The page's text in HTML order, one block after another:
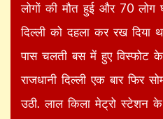
लोगों की मौत हुई और 70 लोग
दिल्ली को दहला कर रख दिया
पास चलती बस में हुए
राजधानी दिल्ली एक बार फिर
उठी. लाल किला मेट्रो स्टेशन